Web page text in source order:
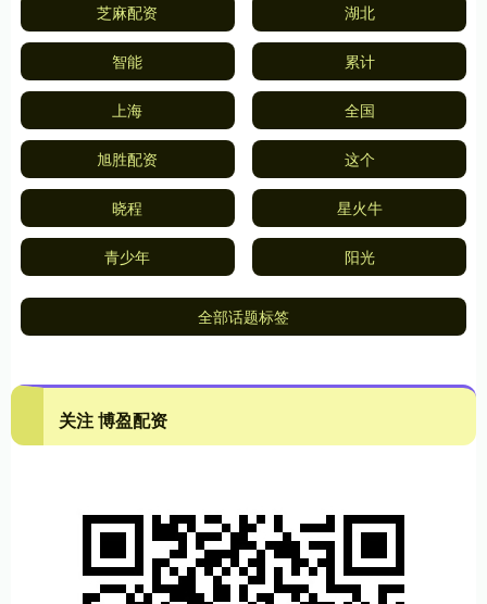
芝麻配资 湖北
智能 累计
上海 全国
旭胜配资 这个
晓程 星火牛
青少年 阳光
全部话题标签
关注 博盈配资